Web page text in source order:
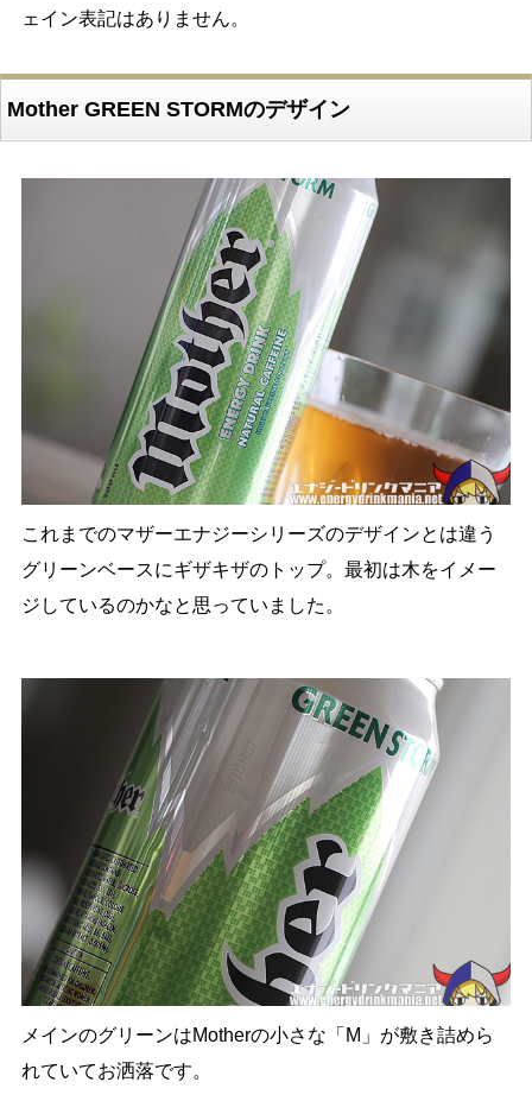
ェイン表記はありません。
Mother GREEN STORMのデザイン
これまでのマザーエナジーシリーズのデザインとは違う
グリーンベースにギザキザのトップ。最初は木をイメー
ジしているのかなと思っていました。
メインのグリーンはMotherの小さな「M」が敷き詰めら
れていてお洒落です。